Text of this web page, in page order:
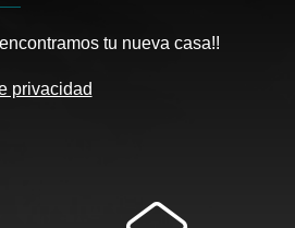
tu nueva casa!!
privacidad